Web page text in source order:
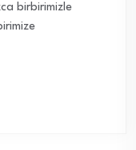
birbirimizle